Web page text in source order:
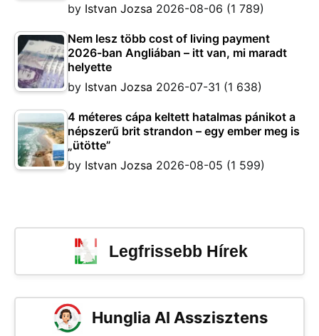
by Istvan Jozsa 2026-08-06 (1 789)
Nem lesz több cost of living payment
2026-ban Angliában – itt van, mi maradt
helyette
by Istvan Jozsa 2026-07-31 (1 638)
4 méteres cápa keltett hatalmas pánikot a
népszerű brit strandon – egy ember meg is
„ütötte”
by Istvan Jozsa 2026-08-05 (1 599)
Legfrissebb Hírek
Hunglia AI Asszisztens